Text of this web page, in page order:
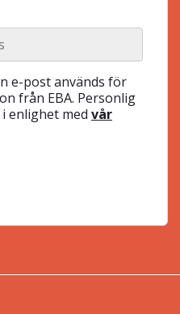
e-post används för
från EBA. Personlig
enlighet med vår